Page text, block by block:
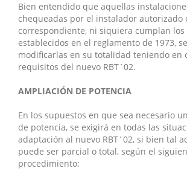
Bien entendido que aquellas
chequeadas por el instalador autorizado
correspondiente, ni siquiera cumplan
establecidos en el reglamento de 1973,
modificarlas en su totalidad teniendo en
requisitos del nuevo RBT´02.
AMPLIACIÓN DE POTENCIA
En los supuestos en que sea necesario
de potencia, se exigirá en todas las
adaptación al nuevo RBT´02, si bien tal
puede ser parcial o total, según el
procedimiento: